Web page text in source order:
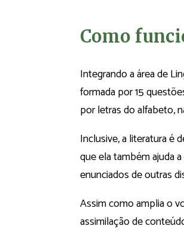
Como
Integrando a área de
formada por 15
por letras do alfabeto,
Inclusive, a literatura é
que ela também ajuda
enunciados de outras
Assim como amplia o
assimilação de